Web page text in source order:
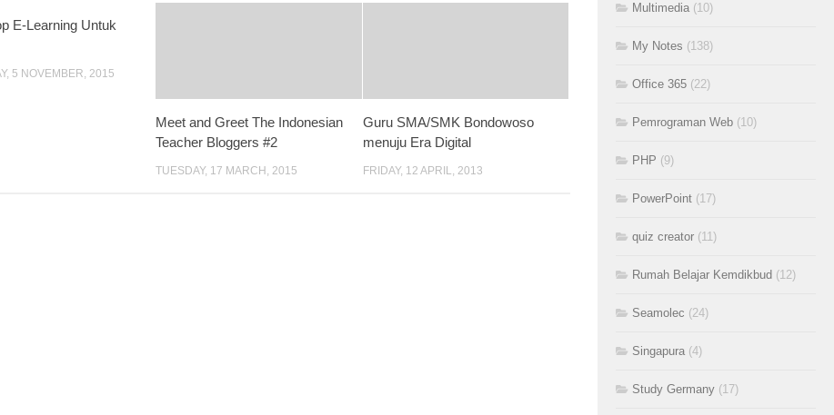
E-Learning Untuk
5 NOVEMBER, 2015
Meet and Greet The Indonesian
Teacher Bloggers #2
TUESDAY, 17 MARCH, 2015
Guru SMA/SMK Bondowoso
menuju Era Digital
FRIDAY, 12 APRIL, 2013
Multimedia (10)
My Notes (138)
Office 365 (22)
Pemrograman Web (10)
PHP (9)
PowerPoint (17)
quiz creator (11)
Rumah Belajar Kemdikbud (12)
Seamolec (24)
Singapura (4)
Study Germany (17)